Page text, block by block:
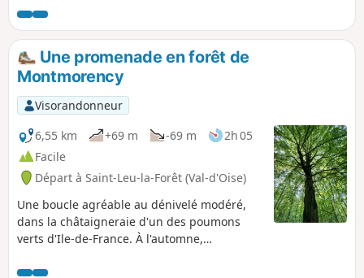
Madeleine Riffaud, avant de s'engager dans la Coulée Verte
des étangs du Parc Départemental Georges Valbon.
Une promenade en forêt de
Montmorency
Visorandonneur
6,55 km
+69 m -69 m
2h 05
Facile
Départ à Saint-Leu-la-Forêt (Val-d'Oise)
Une boucle agréable au dénivelé modéré,
dans la châtaigneraie d'un des poumons
verts d'Ile-de-France. À l'automne,